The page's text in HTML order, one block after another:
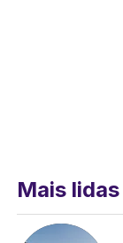
Mais lidas